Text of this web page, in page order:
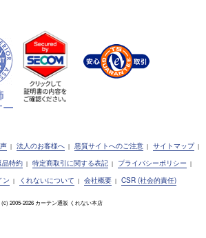
| 法人のお客様へ | 悪質サイトへのご注意 | サイトマップ |
品特約 | 特定商取引に関する表記 | プライバシーポリシー |
ン | くれないについて | 会社概要 | CSR (社会的責任)
(c) 2005-2026 カーテン通販 くれない本店